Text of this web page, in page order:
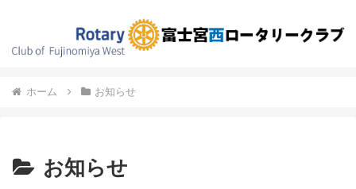
ホーム お知らせ
お知らせ